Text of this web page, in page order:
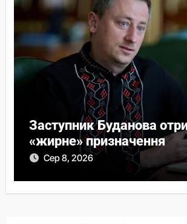
Заступник Буданова
«жирне» призначення
Сер 8, 2026